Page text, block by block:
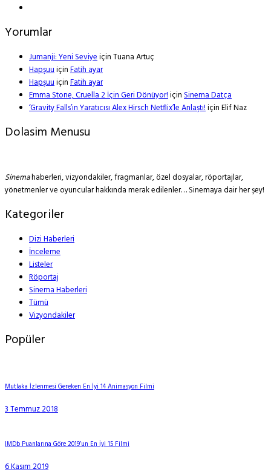
Yorumlar
Jumanji: Yeni SeviyeiçinTuana Artuç
HapşuuiçinFatih ayar
HapşuuiçinFatih ayar
Emma Stone, Cruella 2 İçin Geri Dönüyor!içinSinema Datça
‘Gravity Falls’ın Yaratıcısı Alex Hirsch Netflix’le Anlaştı!içinElif Naz
Dolasim Menusu
Sinemahaberleri, vizyondakiler, fragmanlar, özel dosyalar, röportajlar,
yönetmenler ve oyuncular hakkında merak edilenler… Sinemaya dair her şey!
Kategoriler
Dizi Haberleri
İnceleme
Listeler
Röportaj
Sinema Haberleri
Tümü
Vizyondakiler
Popüler
Mutlaka İzlenmesi Gereken En İyi 14 Animasyon Filmi
3 Temmuz 2018
IMDb Puanlarına Göre 2019’un En İyi 15 Filmi
6 Kasım 2019